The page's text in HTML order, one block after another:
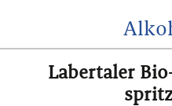
Labertaler